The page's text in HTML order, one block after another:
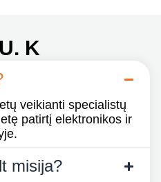
K
veikianti specialistų
patirtį elektronikos ir
misija?